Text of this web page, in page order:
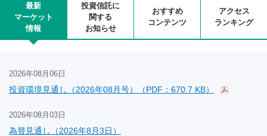
最新
マーケット
情報
投資信託に
関する
お知らせ
おすすめ
コンテンツ
アクセス
ランキング
2026年08月06日
投資環境見通し（2026年08月号）（PDF：670.7 KB）
2026年08月03日
為替見通し（2026年8月3日）